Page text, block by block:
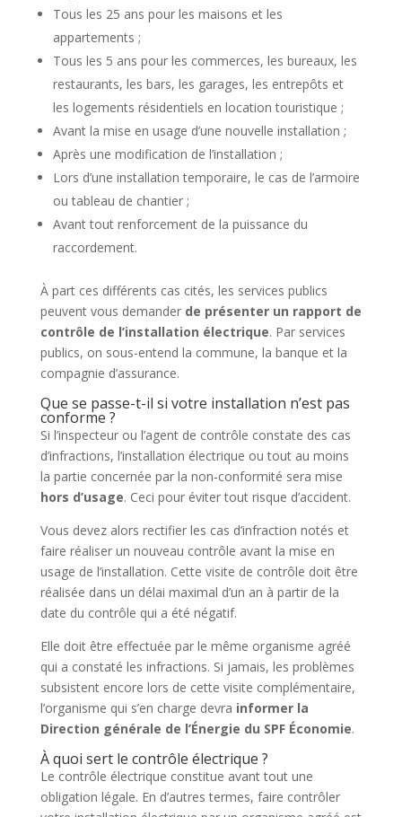
Tous les 25 ans pour les maisons et les
appartements ;
Tous les 5 ans pour les commerces, les bureaux, les
restaurants, les bars, les garages, les entrepôts et
les logements résidentiels en location touristique ;
Avant la mise en usage d’une nouvelle installation ;
Après une modification de l’installation ;
Lors d’une installation temporaire, le cas de l’armoire
ou tableau de chantier ;
Avant tout renforcement de la puissance du
raccordement.
À part ces différents cas cités, les services publics
peuvent vous demander de présenter un rapport de
contrôle de l’installation électrique. Par services
publics, on sous-entend la commune, la banque et la
compagnie d’assurance.
Que se passe-t-il si votre installation n’est pas
conforme ?
Si l’inspecteur ou l’agent de contrôle constate des cas
d’infractions, l’installation électrique ou tout au moins
la partie concernée par la non-conformité sera mise
hors d’usage. Ceci pour éviter tout risque d’accident.
Vous devez alors rectifier les cas d’infraction notés et
faire réaliser un nouveau contrôle avant la mise en
usage de l’installation. Cette visite de contrôle doit être
réalisée dans un délai maximal d’un an à partir de la
date du contrôle qui a été négatif.
Elle doit être effectuée par le même organisme agréé
qui a constaté les infractions. Si jamais, les problèmes
subsistent encore lors de cette visite complémentaire,
l’organisme qui s’en charge devra informer la
Direction générale de l’Énergie du SPF Économie.
À quoi sert le contrôle électrique ?
Le contrôle électrique constitue avant tout une
obligation légale. En d’autres termes, faire contrôler